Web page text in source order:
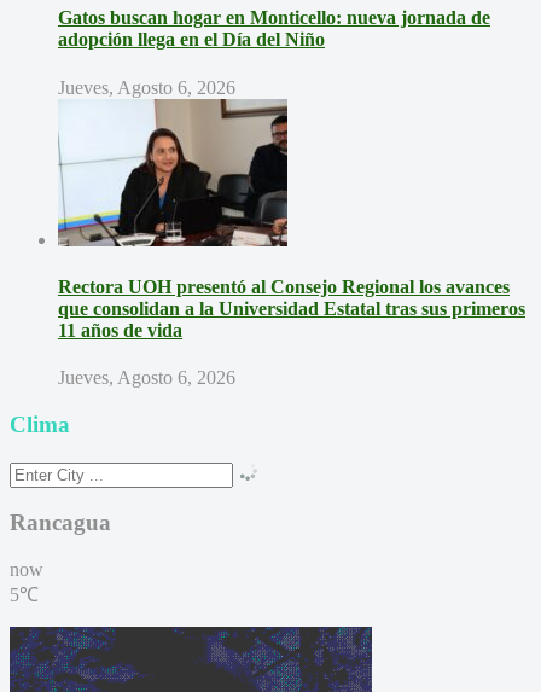
Gatos buscan hogar en Monticello: nueva jornada de
adopción llega en el Día del Niño
Jueves, Agosto 6, 2026
Rectora UOH presentó al Consejo Regional los avances
que consolidan a la Universidad Estatal tras sus primeros
11 años de vida
Jueves, Agosto 6, 2026
Clima
Rancagua
now
5℃